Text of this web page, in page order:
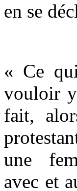
en se
« Ce
vouloir y
fait,
une
avec et